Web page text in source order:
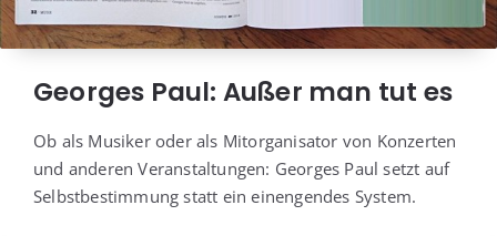
Georges Paul: Außer man tut es
Ob als Musi­ker oder als Mit­or­ga­ni­sa­tor von Kon­zer­ten
und ande­ren Ver­an­stal­tun­gen: Geor­ges Paul setzt auf
Selbst­be­stim­mung statt ein ein­engen­des System.